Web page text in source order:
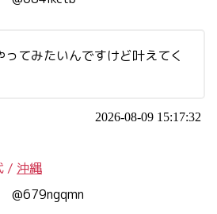
てみたいんですけど叶えてく
2026-08-09 15:17:32
/ 沖縄
@679ngqmn